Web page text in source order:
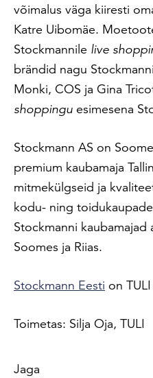
võimalus väga kiiresti
Katre Uibomäe.
Stockmannile live
brändid nagu
Monki, COS ja Gina
shoppingu esimesena
Stockmann AS on
premium kaubamaja
mitmekülgseid ja
kodu- ning
Stockmanni kaubamajad
Soomes ja Riias.
Stockmann Eesti on
Toimetas: Silja Oja, TULI
Jaga